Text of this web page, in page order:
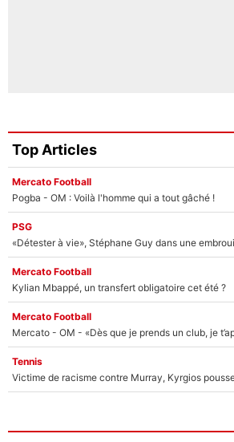
Top Articles
Mercato Football
Pogba - OM : Voilà l'homme qui a tout gâché !
PSG
«Détester à vie», Stéphane Guy dans une
Mercato Football
Kylian Mbappé, un transfert obligatoire cet été ?
Mercato Football
Tennis